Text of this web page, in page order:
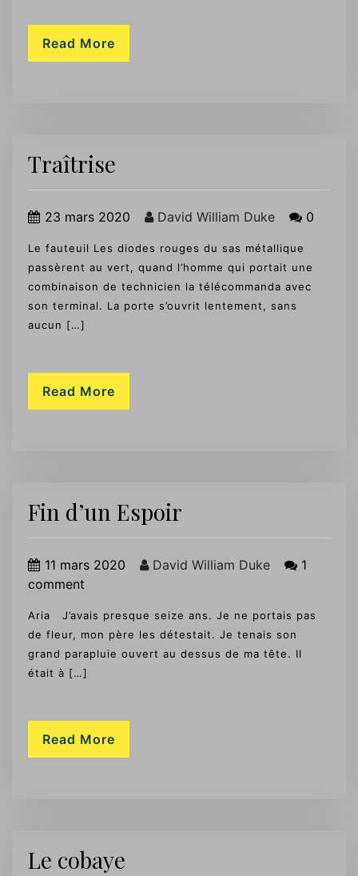
Read More
Traîtrise
23 mars 2020 David William Duke 0
Le fauteuil Les diodes rouges du sas métallique
passèrent au vert, quand l’homme qui portait une
combinaison de technicien la télécommanda avec
son terminal. La porte s’ouvrit lentement, sans
aucun […]
Read More
Fin d’un Espoir
11 mars 2020 David William Duke
1
comment
Aria J’avais presque seize ans. Je ne portais pas
de fleur, mon père les détestait. Je tenais son
grand parapluie ouvert au dessus de ma tête. Il
était à […]
Read More
Le cobaye